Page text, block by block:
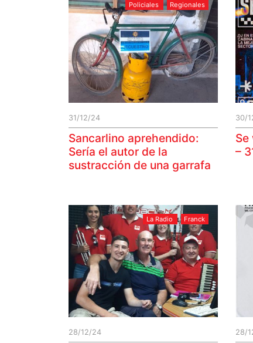
Policiales Regionales
31/12/24
Sancarlino aprehendido:
Sería el autor de la
sustracción de una garrafa
30/
Se
–
La Radio Franck
28/12/24 28/